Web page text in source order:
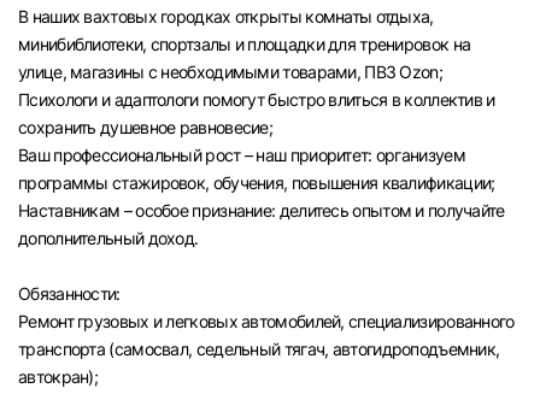
В наших вахтовых городках открыты комнаты отдыха,
минибиблиотеки, спортзалы и площадки для тренировок на
улице, магазины с необходимыми товарами, ПВЗ Ozon;
Психологи и адаптологи помогут быстро влиться в коллектив и
сохранить душевное равновесие;
Ваш профессиональный рост – наш приоритет: организуем
программы стажировок, обучения, повышения квалификации;
Наставникам – особое признание: делитесь опытом и получайте
дополнительный доход.
Обязанности:
Ремонт грузовых и легковых автомобилей, специализированного
транспорта (самосвал, седельный тягач, автогидроподъемник,
автокран);